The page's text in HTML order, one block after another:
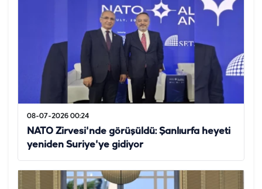
08-07-2026 00:24
NATO Zirvesi'nde görüşüldü: Şanlıurfa heyeti
yeniden Suriye'ye gidiyor